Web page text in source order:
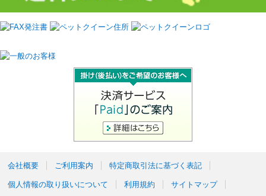
会社概要 ご利用案内 特定商取引法に基づく表記
個人情報の取り扱いについて 利用規約 サイトマップ